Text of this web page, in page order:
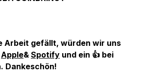
Arbeit gefällt, würden wir uns
Apple& Spotify und ein 👍 bei
Dankeschön!